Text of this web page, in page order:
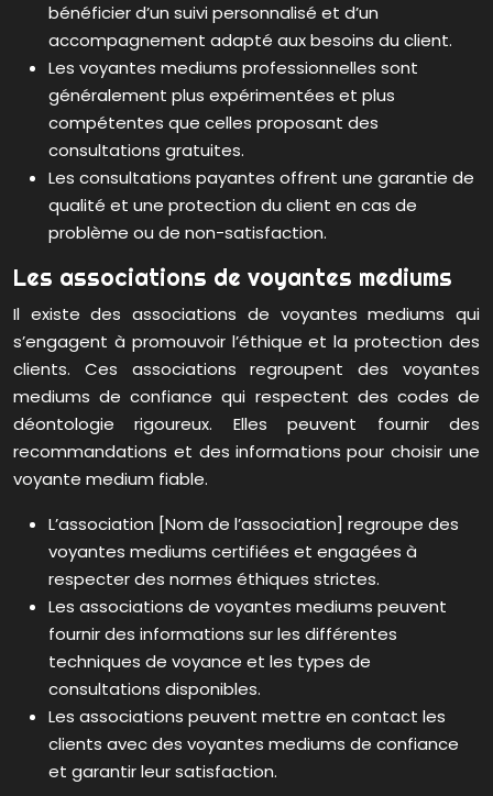
bénéficier d’un suivi personnalisé et d’un
accompagnement adapté aux besoins du client.
Les voyantes mediums professionnelles sont
généralement plus expérimentées et plus
compétentes que celles proposant des
consultations gratuites.
Les consultations payantes offrent une garantie de
qualité et une protection du client en cas de
problème ou de non-satisfaction.
Les associations de voyantes mediums
Il existe des associations de voyantes mediums qui
s’engagent à promouvoir l’éthique et la protection des
clients. Ces associations regroupent des voyantes
mediums de confiance qui respectent des codes de
déontologie rigoureux. Elles peuvent fournir des
recommandations et des informations pour choisir une
voyante medium fiable.
L’association [Nom de l’association] regroupe des
voyantes mediums certifiées et engagées à
respecter des normes éthiques strictes.
Les associations de voyantes mediums peuvent
fournir des informations sur les différentes
techniques de voyance et les types de
consultations disponibles.
Les associations peuvent mettre en contact les
clients avec des voyantes mediums de confiance
et garantir leur satisfaction.